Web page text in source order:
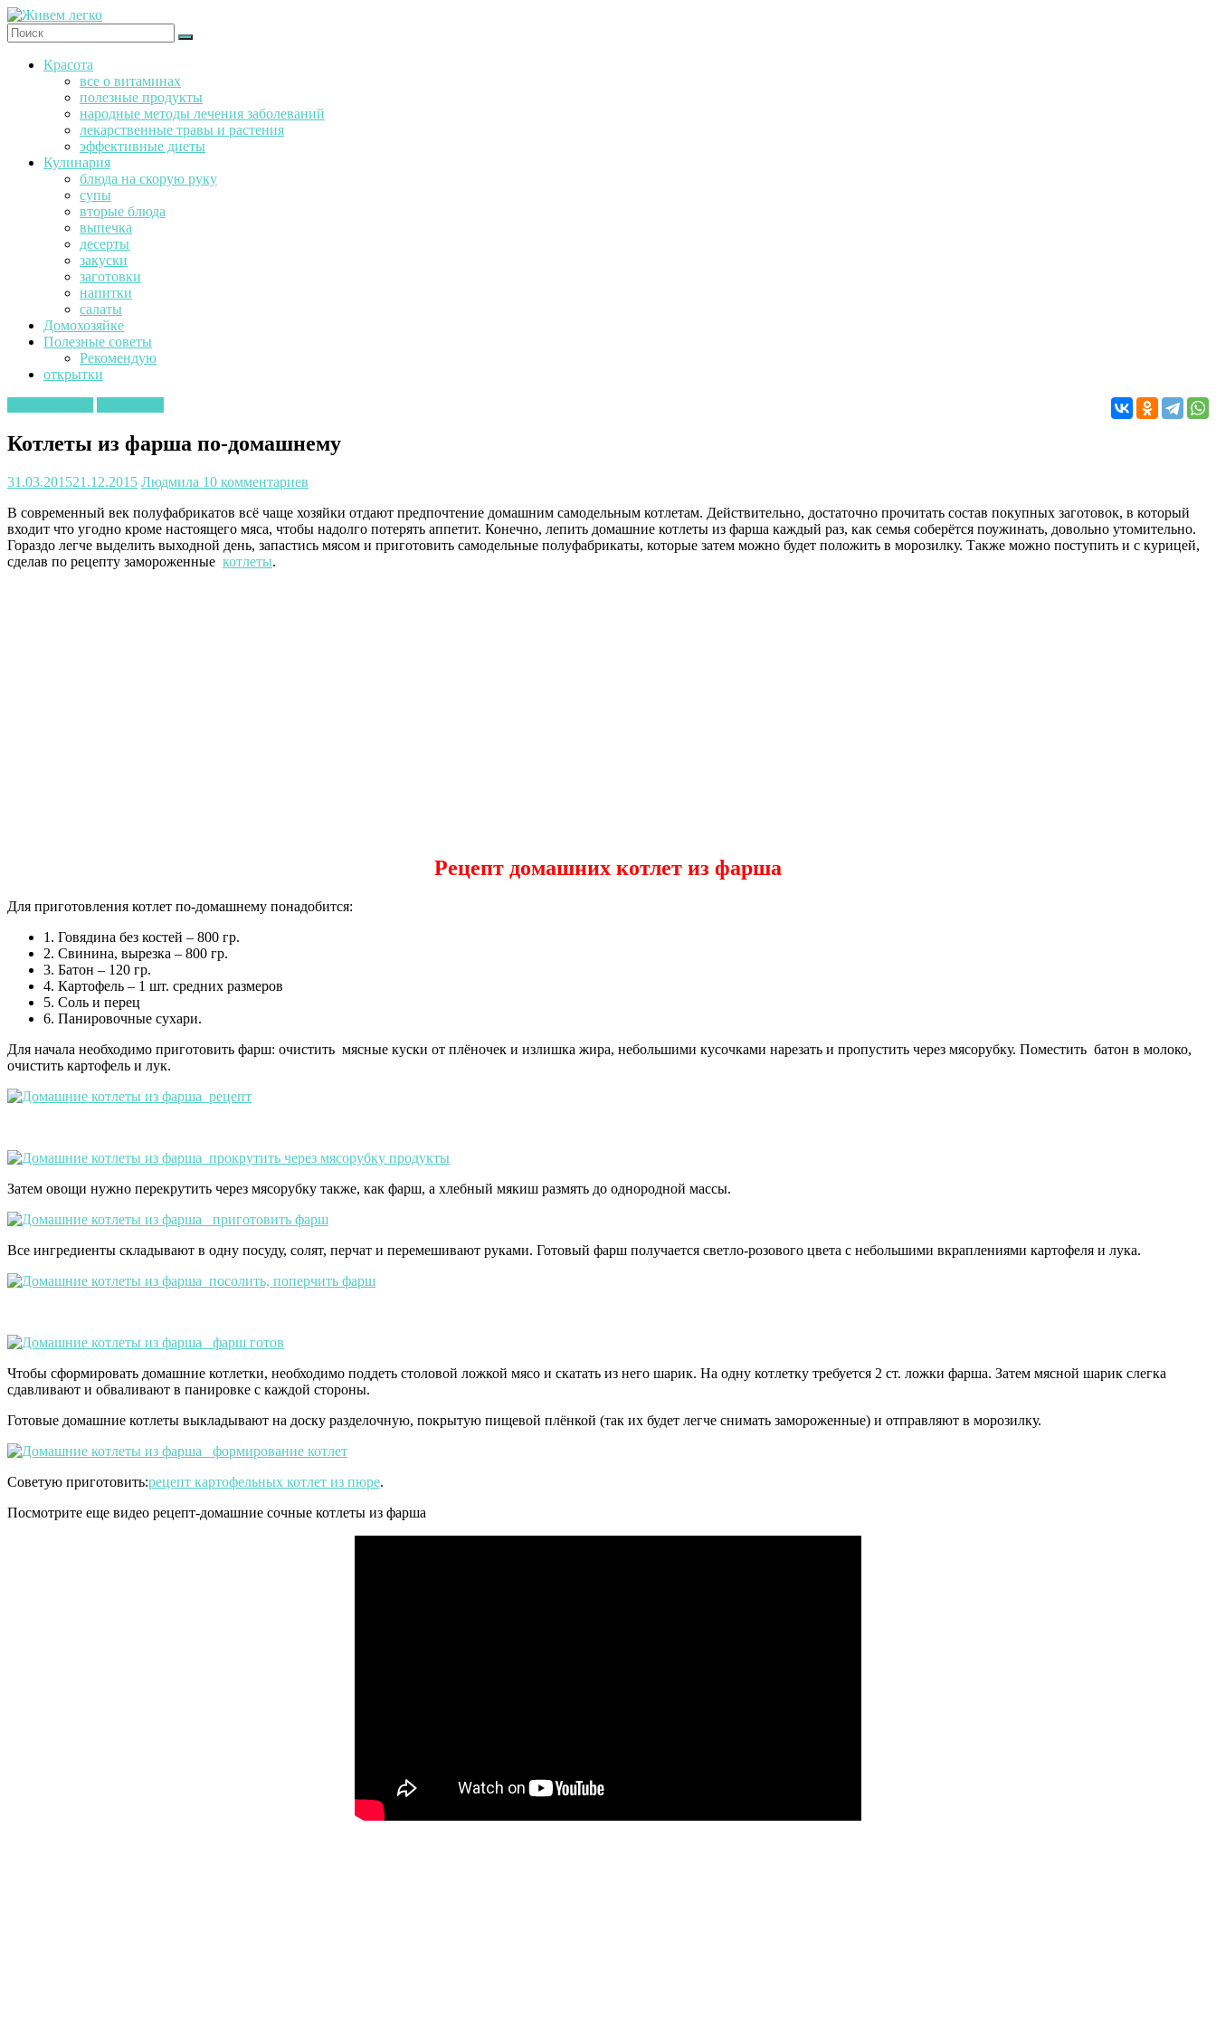
Перейти
к
содержимому
Ж
Красота
все о витаминах
полезные продукты
народные методы лечения заболеваний
лекарственные травы и растения
эффективные диеты
Кулинария
блюда на скорую руку
супы
вторые блюда
выпечка
десерты
закуски
заготовки
напитки
салаты
Домохозяйке
Полезные советы
Рекомендую
открытки
Котлеты из фарша по-домашнему
31.03.201521.12.2015 Людмила 10 комментариев
В современный век полуфабрикатов всё чаще хозяйки отдают предпочтение домашним самодельным котлетам. Действительно, достаточно прочитать состав покупных заготовок, в который
входит что угодно кроме настоящего мяса, чтобы надолго потерять аппетит. Конечно, лепить домашние котлеты из фарша каждый раз, как семья соберётся поужинать, довольно утомительно.
Гораздо легче выделить выходной день, запастись мясом и приготовить самодельные полуфабрикаты, которые затем можно будет положить в морозилку. Также можно поступить и с курицей,
сделав по рецепту замороженные котлеты.
Рецепт домашних котлет из фарша
Для приготовления котлет по-домашнему понадобится:
1. Говядина без костей – 800 гр.
2. Свинина, вырезка – 800 гр.
3. Батон – 120 гр.
4. Картофель – 1 шт. средних размеров
5. Соль и перец
6. Панировочные сухари.
Для начала необходимо приготовить фарш: очистить мясные куски от плёночек и излишка жира, небольшими кусочками нарезать и пропустить через мясорубку. Поместить батон в молоко,
очистить картофель и лук.
Затем овощи нужно перекрутить через мясорубку также, как фарш, а хлебный мякиш размять до однородной массы.
Все ингредиенты складывают в одну посуду, солят, перчат и перемешивают руками. Готовый фарш получается светло-розового цвета с небольшими вкраплениями картофеля и лука.
Чтобы сформировать домашние котлетки, необходимо поддеть столовой ложкой мясо и скатать из него шарик. На одну котлетку требуется 2 ст. ложки фарша. Затем мясной шарик слегка
сдавливают и обваливают в панировке с каждой стороны.
Готовые домашние котлеты выкладывают на доску разделочную, покрытую пищевой плёнкой (так их будет легче снимать замороженные) и отправляют в морозилку.
Советую приготовить:рецепт картофельных котлет из пюре.
Посмотрите еще видео рецепт-домашние сочные котлеты из фарша